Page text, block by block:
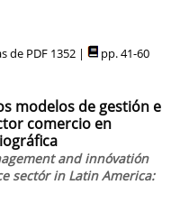
de PDF 1352 | pp. 41-60
modelos de gestión e
comercio en
and innóvatión
sectór in Latin America: